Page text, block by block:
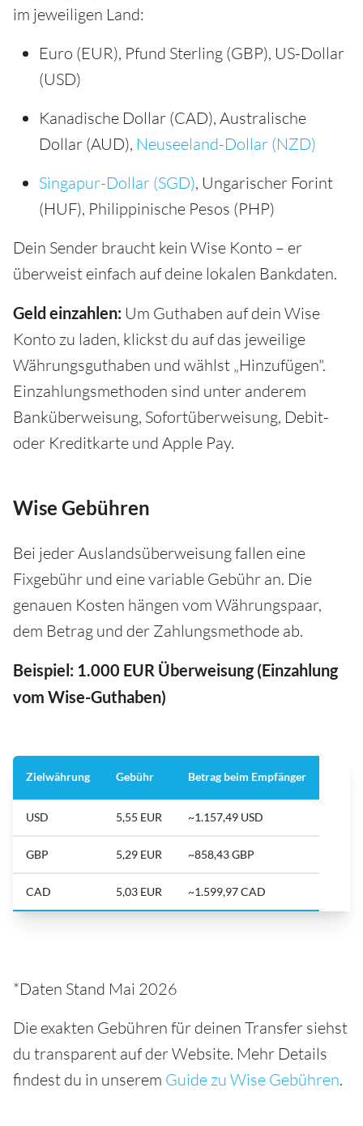
im jeweiligen Land:
Euro (EUR), Pfund Sterling (GBP), US-Dollar
(USD)
Kanadische Dollar (CAD), Australische
Dollar (AUD), Neuseeland-Dollar (NZD)
Singapur-Dollar (SGD), Ungarischer Forint
(HUF), Philippinische Pesos (PHP)
Dein Sender braucht kein Wise Konto – er
überweist einfach auf deine lokalen Bankdaten.
Geld einzahlen: Um Guthaben auf dein Wise
Konto zu laden, klickst du auf das jeweilige
Währungsguthaben und wählst „Hinzufügen".
Einzahlungsmethoden sind unter anderem
Banküberweisung, Sofortüberweisung, Debit-
oder Kreditkarte und Apple Pay.
Wise Gebühren
Bei jeder Auslandsüberweisung fallen eine
Fixgebühr und eine variable Gebühr an. Die
genauen Kosten hängen vom Währungspaar,
dem Betrag und der Zahlungsmethode ab.
Beispiel: 1.000 EUR Überweisung (Einzahlung
vom Wise-Guthaben)
Zielwährung Gebühr Betrag beim Empfänger
USD 5,55 EUR ~1.157,49 USD
GBP 5,29 EUR ~858,43 GBP
CAD 5,03 EUR ~1.599,97 CAD
*Daten Stand Mai 2026
Die exakten Gebühren für deinen Transfer siehst
du transparent auf der Website. Mehr Details
findest du in unserem Guide zu Wise Gebühren.